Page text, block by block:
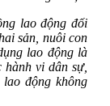
lao động đối
sản, nuôi con
lao động là
vi dân sự,
động không